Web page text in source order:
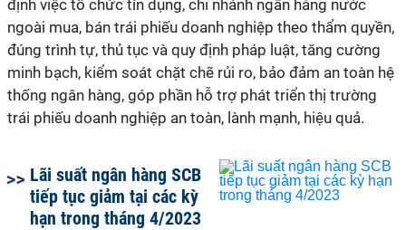
định việc tổ chức tín dụng, chi nhánh ngân hàng nước
ngoài mua, bán trái phiếu doanh nghiệp theo thẩm quyền,
đúng trình tự, thủ tục và quy định pháp luật, tăng cường
minh bạch, kiểm soát chặt chẽ rủi ro, bảo đảm an toàn hệ
thống ngân hàng, góp phần hỗ trợ phát triển thị trường
trái phiếu doanh nghiệp an toàn, lành mạnh, hiệu quả.
Lãi suất ngân hàng SCB
tiếp tục giảm tại các kỳ
hạn trong tháng 4/2023